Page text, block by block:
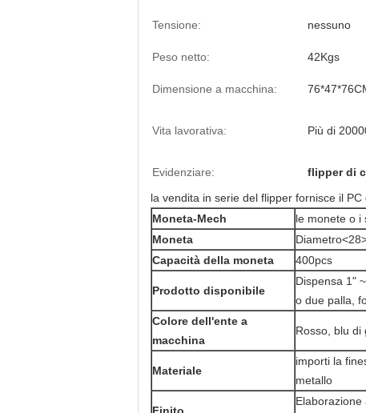
Tensione: nessuno
Peso netto: 42Kgs
Dimensione a macchina:
Vita lavorativa: Più di
Evidenziare: flipper di
la vendita in serie del flipper fornisce il
Moneta-Mech
le monete o i
Moneta
Capacità della moneta
400pcs
Prodotto disponibile
Dispensa 1"
o due palla,
Colore dell'ente a
macchina
Rosso, blu di
Materiale
importi la
metallo